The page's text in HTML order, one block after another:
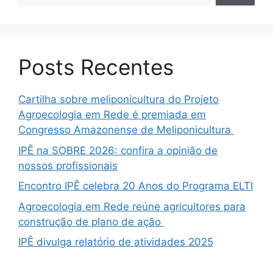
Posts Recentes
Cartilha sobre meliponicultura do Projeto
Agroecologia em Rede é premiada em
Congresso Amazonense de Meliponicultura
IPÊ na SOBRE 2026: confira a opinião de
nossos profissionais
Encontro IPÊ celebra 20 Anos do Programa ELTI
Agroecologia em Rede reúne agricultores para
construção de plano de ação
IPÊ divulga relatório de atividades 2025